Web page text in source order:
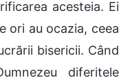
acesteia. Ei
ori au ocazia, ceea
bisericii. Când
diferitele